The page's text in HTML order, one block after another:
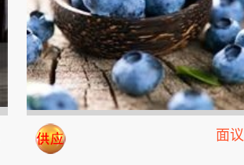
面议